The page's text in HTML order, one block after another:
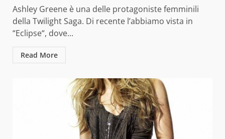
Ashley Greene è una delle protagoniste femminili
della Twilight Saga. Di recente l’abbiamo vista in
“Eclipse“, dove...
Read More